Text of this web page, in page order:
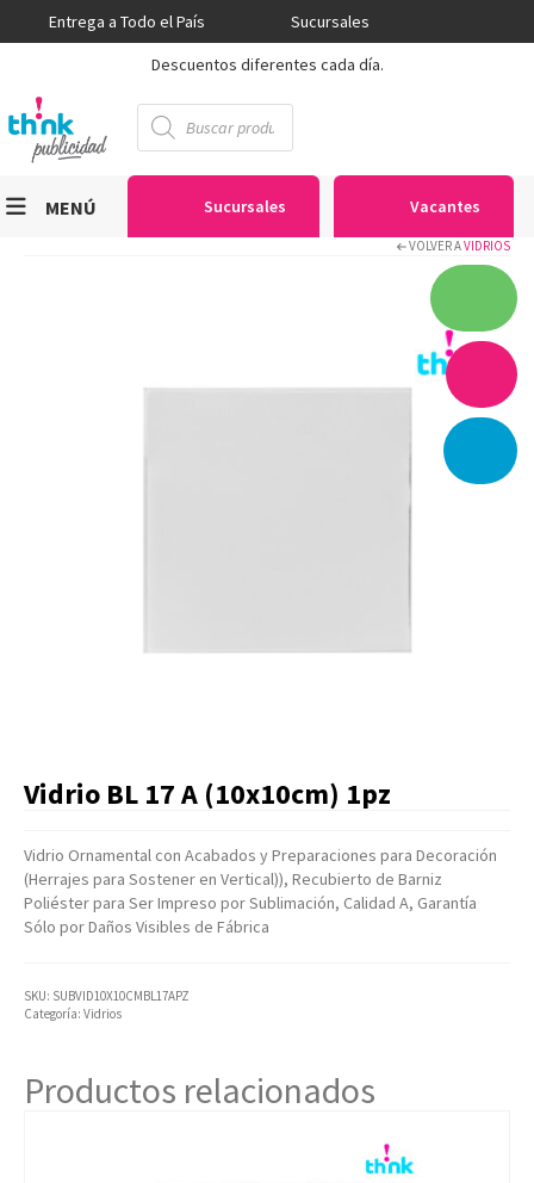
Entrega a Todo el País
Sucursales
Descuentos diferentes cada día.
Búsqueda
de
productos
Sucursales Vacantes
MENÚ
Gran Formato
VOLVER AVIDRIOS
Vidrio BL 17 A (10x10cm) 1pz
Vidrio Ornamental con Acabados y Preparaciones para Decoración
(Herrajes para Sostener en Vertical)), Recubierto de Barniz
Poliéster para Ser Impreso por Sublimación, Calidad A, Garantía
Sólo por Daños Visibles de Fábrica
SKU: SUBVID10X10CMBL17APZ
Categoría: Vidrios
Productos relacionados